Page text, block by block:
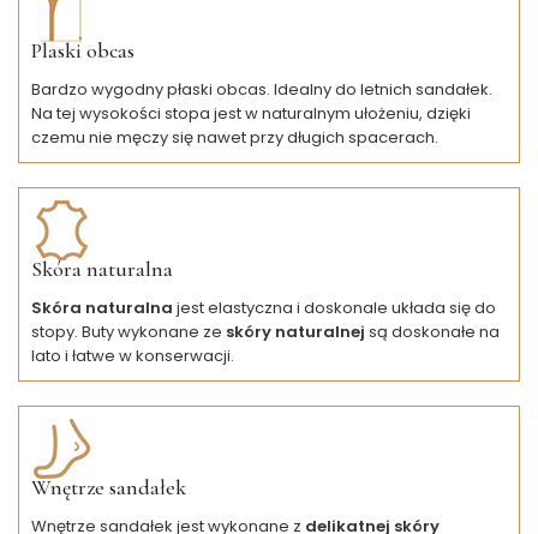
Plaski obcas
Bardzo wygodny płaski obcas. Idealny do letnich sandałek.
Na tej wysokości stopa jest w naturalnym ułożeniu, dzięki
czemu nie męczy się nawet przy długich spacerach.
Skóra naturalna
Skóra naturalna jest elastyczna i doskonale układa się do
stopy. Buty wykonane ze skóry naturalnej są doskonałe na
lato i łatwe w konserwacji.
Wnętrze sandałek
Wnętrze sandałek jest wykonane z delikatnej skóry